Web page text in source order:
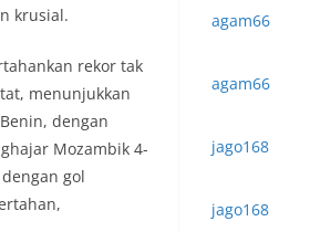
krusial.
rekor tak
menunjukkan
dengan
Mozambik 4-
gol
agam66
agam66
jago168
jago168